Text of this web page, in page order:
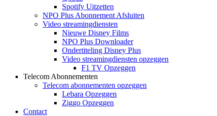
Spotify Uitzetten
NPO Plus Abonnement Afsluiten
Video streamingdiensten
Nieuwe Disney Films
NPO Plus Downloader
Ondertiteling Disney Plus
Video streamingdiensten opzeggen
F1 TV Opzeggen
Telecom Abonnementen
Telecom abonnementen opzeggen
Lebara Opzeggen
Ziggo Opzeggen
Contact